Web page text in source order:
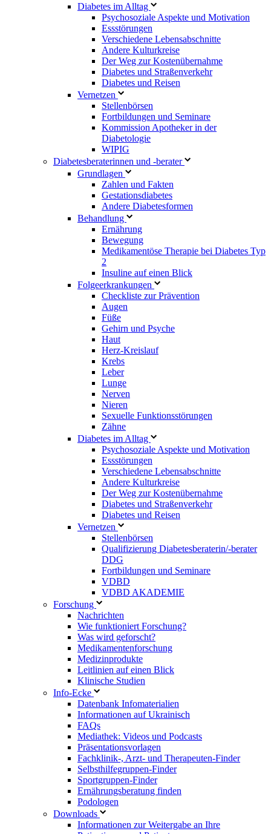
Diabetes im Alltag
Psychosoziale Aspekte und Motivation
Essstörungen
Verschiedene Lebensabschnitte
Andere Kulturkreise
Der Weg zur Kostenübernahme
Diabetes und Straßenverkehr
Diabetes und Reisen
Vernetzen
Stellenbörsen
Fortbildungen und Seminare
Kommission Apotheker in der
Diabetologie
WIPIG
Diabetesberaterinnen und -berater
Grundlagen
Zahlen und Fakten
Gestationsdiabetes
Andere Diabetesformen
Behandlung
Ernährung
Bewegung
Medikamentöse Therapie bei Diabetes Typ
2
Insuline auf einen Blick
Folgeerkrankungen
Checkliste zur Prävention
Augen
Füße
Gehirn und Psyche
Haut
Herz-Kreislauf
Krebs
Leber
Lunge
Nerven
Nieren
Sexuelle Funktionsstörungen
Zähne
Diabetes im Alltag
Psychosoziale Aspekte und Motivation
Essstörungen
Verschiedene Lebensabschnitte
Andere Kulturkreise
Der Weg zur Kostenübernahme
Diabetes und Straßenverkehr
Diabetes und Reisen
Vernetzen
Stellenbörsen
Qualifizierung Diabetesberaterin/­-berater
DDG
Fortbildungen und Seminare
VDBD
VDBD AKADEMIE
Forschung
Nachrichten
Wie funktioniert Forschung?
Was wird geforscht?
Medikamentenforschung
Medizinprodukte
Leitlinien auf einen Blick
Klinische Studien
Info-Ecke
Datenbank Infomaterialien
Informationen auf Ukrainisch
FAQs
Mediathek: Videos und Podcasts
Präsentationsvorlagen
Fachklinik-, Arzt- und Therapeuten-Finder
Selbsthilfegruppen-Finder
Sportgruppen-Finder
Ernährungsberatung finden
Podologen
Downloads
Informationen zur Weitergabe an Ihre